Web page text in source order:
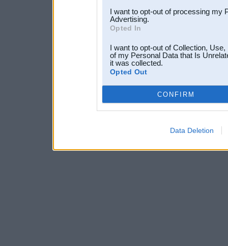
I want to opt-out of processing my
Advertising.
Opted In
I want to opt-out of Collection,
of my Personal Data that Is
it was collected.
Opted Out
CONFIRM
Data Deletion